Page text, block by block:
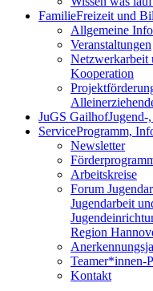
FamilieFreizeit und
Allgemeine
Veranstaltungen
Netzwerkarbeit
Kooperation
JuGS GailhofJugend-
ServiceProgramm,
Newsletter
Arbeitskreise
Forum
Jugendarbeit
Region
Teamer*innen-
Kontakt